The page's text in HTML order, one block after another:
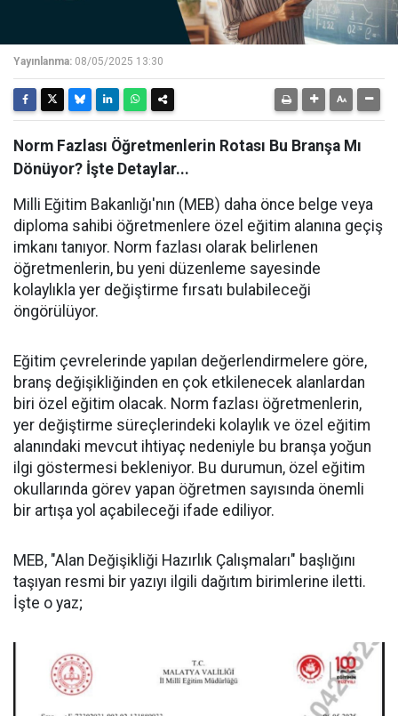
Yayınlanma: 08/05/2025 13:30
Norm Fazlası Öğretmenlerin Rotası Bu Branşa Mı
Dönüyor? İşte Detaylar...
Milli Eğitim Bakanlığı'nın (MEB) daha önce belge veya
diploma sahibi öğretmenlere özel eğitim alanına geçiş
imkanı tanıyor. Norm fazlası olarak belirlenen
öğretmenlerin, bu yeni düzenleme sayesinde
kolaylıkla yer değiştirme fırsatı bulabileceği
öngörülüyor.
Eğitim çevrelerinde yapılan değerlendirmelere göre,
branş değişikliğinden en çok etkilenecek alanlardan
biri özel eğitim olacak. Norm fazlası öğretmenlerin,
yer değiştirme süreçlerindeki kolaylık ve özel eğitim
alanındaki mevcut ihtiyaç nedeniyle bu branşa yoğun
ilgi göstermesi bekleniyor. Bu durumun, özel eğitim
okullarında görev yapan öğretmen sayısında önemli
bir artışa yol açabileceği ifade ediliyor.
MEB, "Alan Değişikliği Hazırlık Çalışmaları" başlığını
taşıyan resmi bir yazıyı ilgili dağıtım birimlerine iletti.
İşte o yaz;